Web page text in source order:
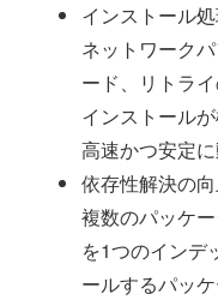
インストール
ネットワーク
ード、リトラ
インストール
高速かつ安定に
依存性解決の
複数のパッケ
を1つのインデ
ールするパッ